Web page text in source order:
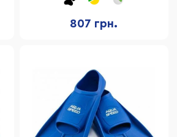
807 грн.